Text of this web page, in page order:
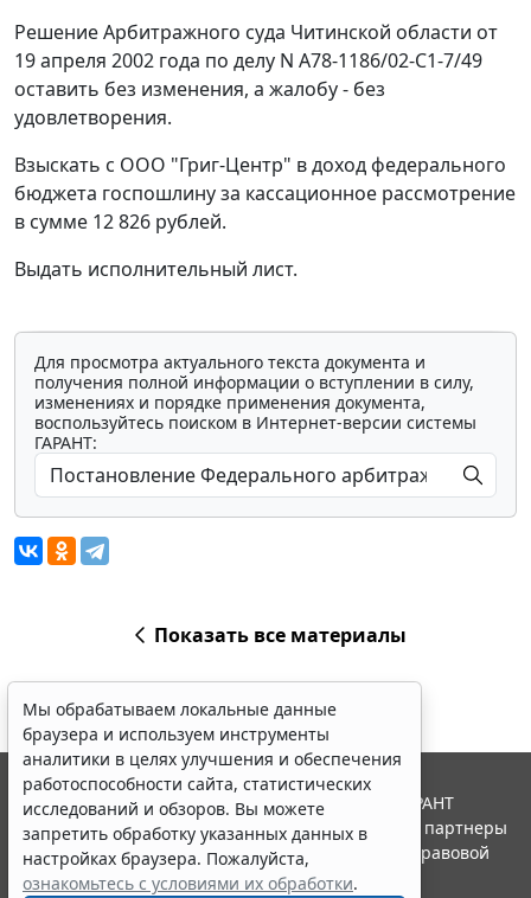
Решение Арбитражного суда Читинской области от
19 апреля 2002 года по делу N А78-1186/02-С1-7/49
оставить без изменения, а жалобу - без
удовлетворения.
Взыскать с ООО "Григ-Центр" в доход федерального
бюджета госпошлину за кассационное рассмотрение
в сумме 12 826 рублей.
Выдать исполнительный лист.
Для просмотра актуального текста документа и
получения полной информации о вступлении в силу,
изменениях и порядке применения документа,
воспользуйтесь поиском в Интернет-версии системы
ГАРАНТ:
Показать все материалы
Мы обрабатываем локальные данные
браузера и используем инструменты
аналитики в целях улучшения и обеспечения
работоспособности сайта, статистических
исследований и обзоров. Вы можете
запретить обработку указанных данных в
настройках браузера. Пожалуйста,
ознакомьтесь с условиями их обработки.
© ООО "НПП "ГАРАНТ-СЕРВИС", 2026. Система ГАРАНТ
выпускается с 1990 года. Компания "Гарант" и ее партнеры
являются участниками Российской ассоциации правовой
информации ГАРАНТ.